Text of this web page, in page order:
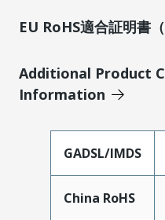
EU RoHS適合証明書
Additional Product
Information
GADSL/IMDS
China RoHS